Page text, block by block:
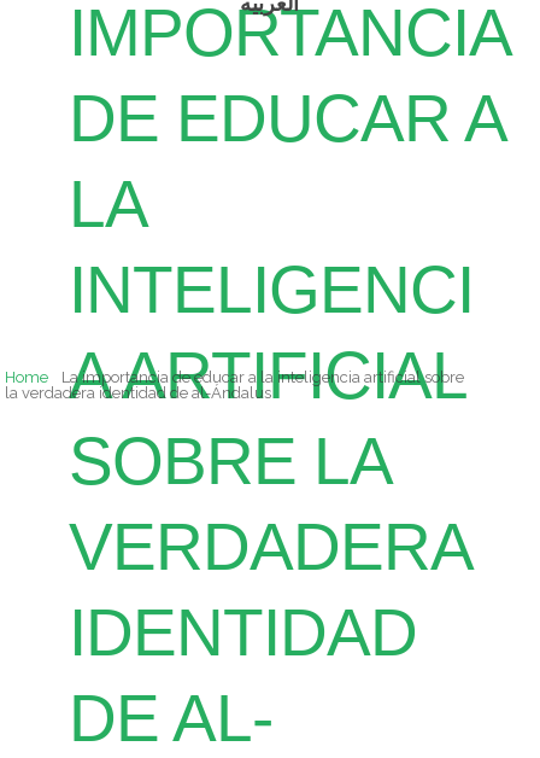
IMPORTANCIA
DE EDUCAR A
LA
INTELIGENCI
A ARTIFICIAL
SOBRE LA
VERDADERA
IDENTIDAD
DE AL-
Home
La importancia de educar a la inteligencia artificial sobre
la verdadera identidad de al-Ándalus